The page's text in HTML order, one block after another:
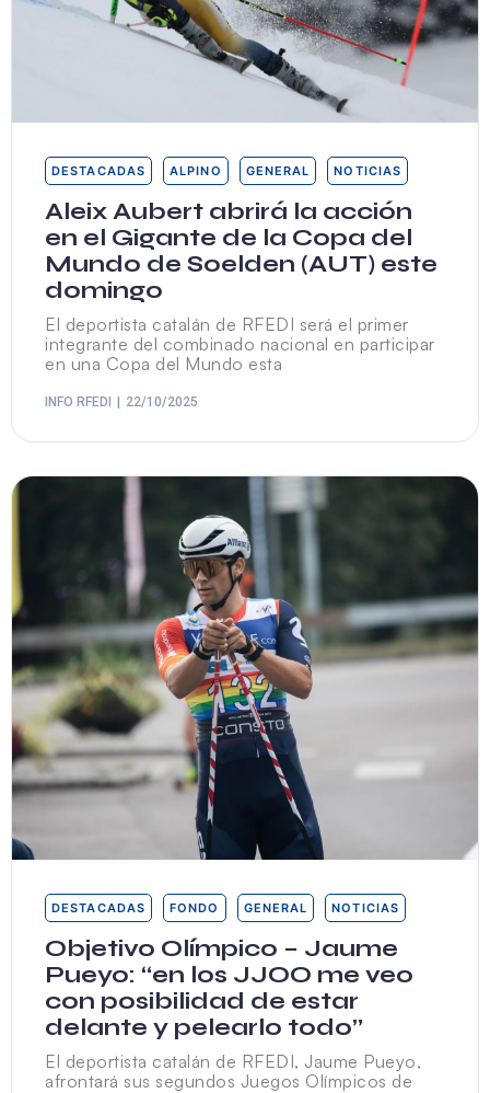
DESTACADAS ALPINO GENERAL NOTICIAS
Aleix Aubert abrirá la acción
en el Gigante de la Copa del
Mundo de Soelden (AUT) este
domingo
El deportista catalán de RFEDI será el primer
integrante del combinado nacional en participar
en una Copa del Mundo esta
INFO RFEDI 22/10/2025
DESTACADAS FONDO GENERAL NOTICIAS
Objetivo Olímpico – Jaume
Pueyo: “en los JJOO me veo
con posibilidad de estar
delante y pelearlo todo”
El deportista catalán de RFEDI, Jaume Pueyo,
afrontará sus segundos Juegos Olímpicos de